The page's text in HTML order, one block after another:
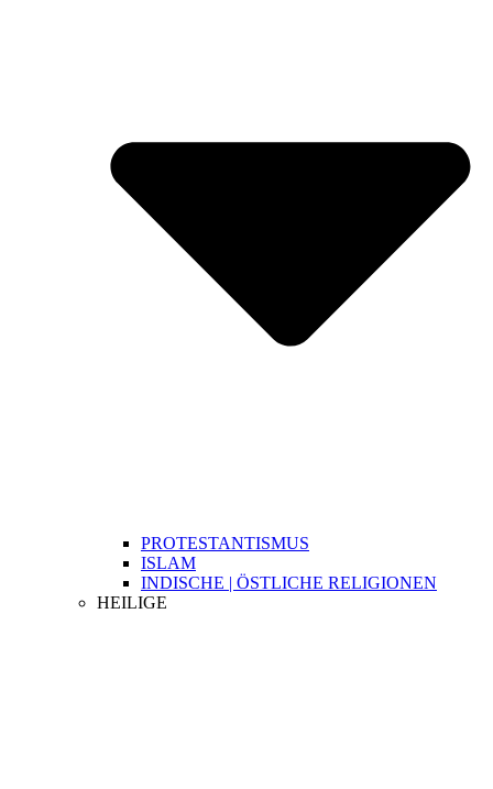
PROTESTANTISMUS
ISLAM
INDISCHE | ÖSTLICHE RELIGIONEN
HEILIGE